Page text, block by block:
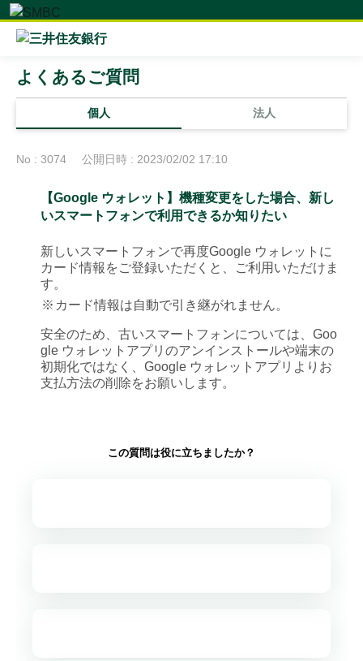
個人 法人
よくあるご質問
No : 3074 公開日時 : 2023/02/02 17:10
【Google ウォレット】機種変更をした場合、新し
いスマートフォンで利用できるか知りたい
新しいスマートフォンで再度Google ウォレットに
カード情報をご登録いただくと、ご利用いただけま
す。
※ カード情報は自動で引き継がれません。
安全のため、古いスマートフォンについては、Goo
gle ウォレットアプリのアンインストールや端末の
初期化ではなく、Google ウォレットアプリよりお
支払方法の削除をお願いします。
この質問は役に立ちましたか？